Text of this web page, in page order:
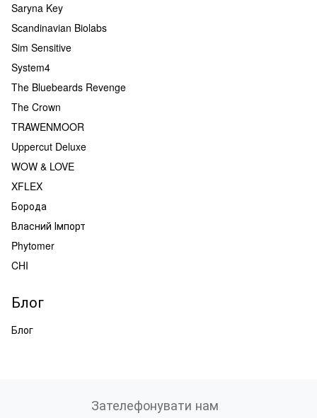
Saryna Key
Scandinavian Biolabs
Sim Sensitive
System4
The Bluebeards Revenge
The Crown
TRAWENMOOR
Uppercut Deluxe
WOW & LOVE
XFLEX
Борода
Власний Імпорт
Phytomer
CHI
Блог
Блог
Зателефонувати нам